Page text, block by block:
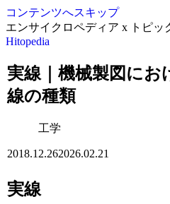
コンテンツへスキップ
エンサイクロペディア x トピッ
Hitopedia
実線｜機械製図にお
線の種類
工学
2018.12.262026.02.21
実線